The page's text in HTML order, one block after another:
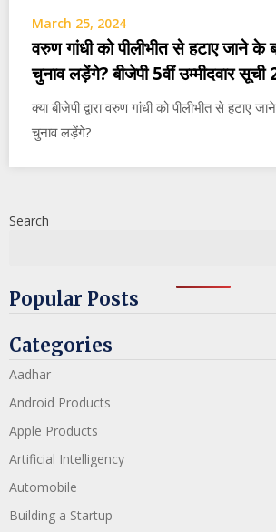
March 25, 2024
वरुण गांधी को पीलीभीत से हटाए जाने के
चुनाव लड़ेंगे? बीजेपी 5वीं उम्मीदवार
क्या बीजेपी द्वारा वरुण गांधी को पीलीभीत से हटाए
चुनाव लड़ेंगे?
Search
Popular Posts
Categories
Aadhar
Android Products
Apple Products
Artificial Intelligency
Automobile
Building a Startup